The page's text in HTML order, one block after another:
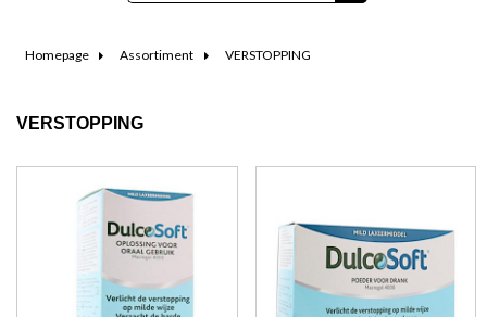
Homepage Assortiment VERSTOPPING
VERSTOPPING